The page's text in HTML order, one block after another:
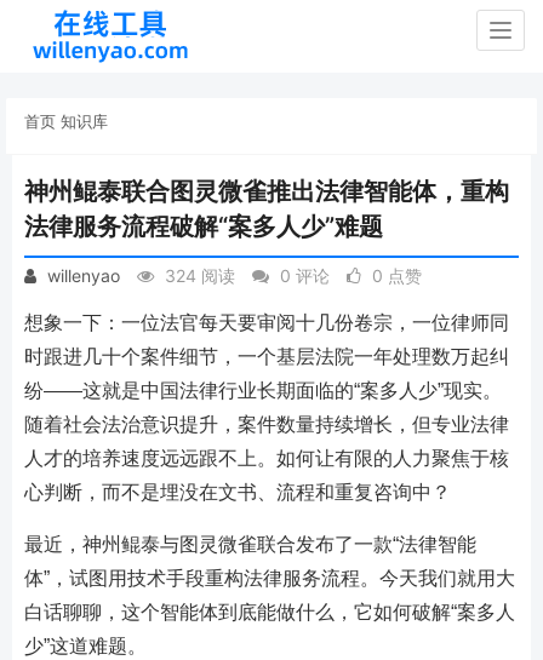
首页 知识库
神州鲲泰联合图灵微雀推出法律智能体，重构
法律服务流程破解“案多人少”难题
willenyao 324 阅读 0 评论 0 点赞
想象一下：一位法官每天要审阅十几份卷宗，一位律师同
时跟进几十个案件细节，一个基层法院一年处理数万起纠
纷——这就是中国法律行业长期面临的“案多人少”现实。
随着社会法治意识提升，案件数量持续增长，但专业法律
人才的培养速度远远跟不上。如何让有限的人力聚焦于核
心判断，而不是埋没在文书、流程和重复咨询中？
最近，神州鲲泰与图灵微雀联合发布了一款“法律智能
体”，试图用技术手段重构法律服务流程。今天我们就用大
白话聊聊，这个智能体到底能做什么，它如何破解“案多人
少”这道难题。